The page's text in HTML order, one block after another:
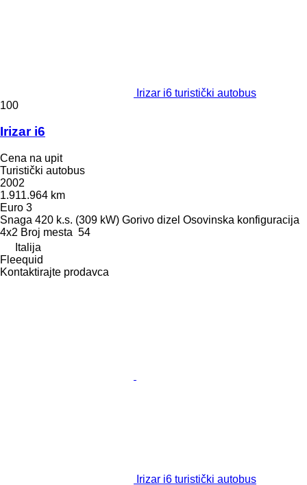
Irizar i6 turistički autobus
100
Irizar i6
Cena na upit
Turistički autobus
2002
1.911.964 km
Euro 3
Snaga 420 k.s. (309 kW) Gorivo dizel Osovinska konfiguracija
4x2 Broj mesta 54
Italija
Fleequid
Kontaktirajte prodavca
Irizar i6 turistički autobus